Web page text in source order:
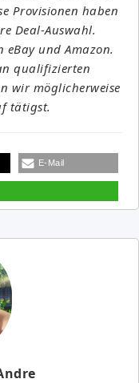
Provisionen haben
Deal-Auswahl.
und Amazon.
qualifizierten
wir möglicherweise
tätigst.
E-Mail